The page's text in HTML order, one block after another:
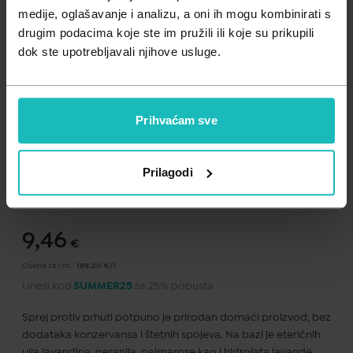
medije, oglašavanje i analizu, a oni ih mogu kombinirati s
drugim podacima koje ste im pružili ili koje su prikupili
dok ste upotrebljavali njihove usluge.
Prihvaćam sve
Prilagodi
Zdravlje muškarca
Zdravlje žene
Minerali
Probiotici i prebiotici
Važna obavijest prema Zakonu o zaštiti potrošača..
9,46 €
Cijena za j.m.: 189,20 €/l
Unesi kod SUMMER25 za 25% popusta
Sprej protiv prhuti potpuno je prirodan domaći proizvod, bez
dodataka konzervansa i štetnih spojeva. Na bazi je eteričnih